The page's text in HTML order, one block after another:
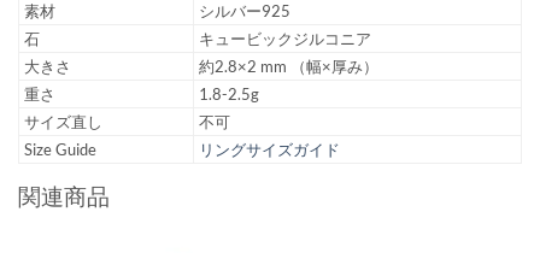
素材
シルバー925
石
キュービックジルコニア
大きさ
約2.8×2 mm （幅×厚み）
重さ
1.8-2.5g
サイズ直し
不可
Size Guide
リングサイズガイド
関連商品